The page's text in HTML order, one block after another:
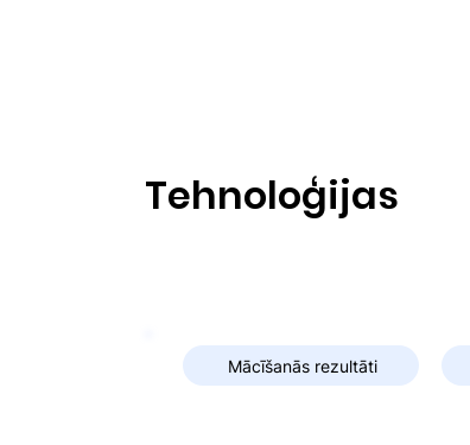
Tehnoloģijas
Mācīšanās rezultāti